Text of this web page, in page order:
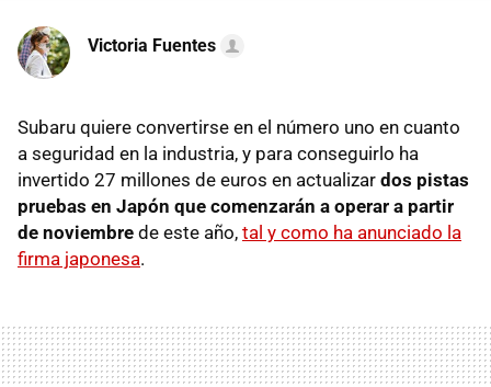
Victoria Fuentes
Subaru quiere convertirse en el número uno en cuanto
a seguridad en la industria, y para conseguirlo ha
invertido 27 millones de euros en actualizar dos pistas
pruebas en Japón que comenzarán a operar a partir
de noviembre de este año, tal y como ha anunciado la
firma japonesa.